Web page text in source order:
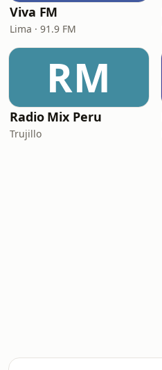
Viva FM
Lima · 91.9 FM
RM
Radio Mix Peru
Trujillo